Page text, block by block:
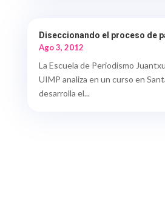
Diseccionando el proceso de
Ago 3, 2012
La Escuela de Periodismo
UIMP analiza en un curso en
desarrolla el...